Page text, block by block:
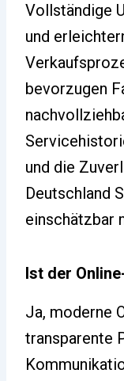
Vollständige
und
bevorzugen
und die
Deutschland
einschätzbar
Ist der
Ja, moderne
transparente